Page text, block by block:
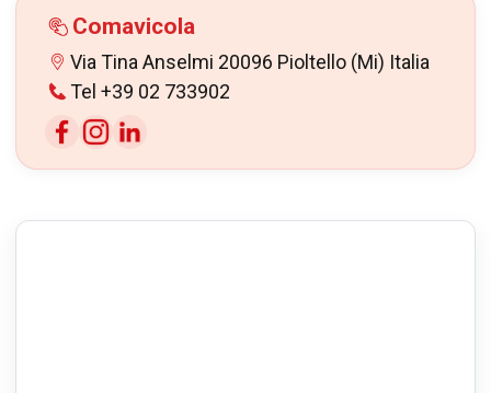
Comavicola
Via Tina Anselmi 20096 Pioltello (Mi) Italia
Tel +39 02 733902